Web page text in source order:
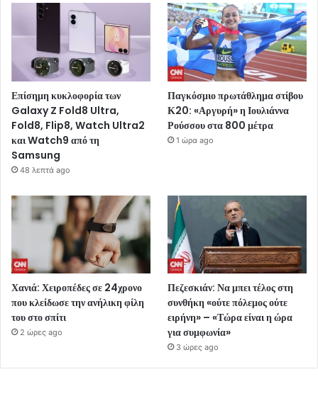
Επίσημη κυκλοφορία των
Galaxy Z Fold8 Ultra,
Fold8, Flip8, Watch Ultra2
και Watch9 από τη
Samsung
48 λεπτά ago
Παγκόσμιο πρωτάθλημα στίβου
Κ20: «Αργυρή» η Ιουλιάννα
Ρούσσου στα 800 μέτρα
1 ώρα ago
Χανιά: Χειροπέδες σε 24χρονο
που κλείδωσε την ανήλικη φίλη
του στο σπίτι
2 ώρες ago
Πεζεσκιάν: Να μπει τέλος στη
συνθήκη «ούτε πόλεμος ούτε
ειρήνη» – «Τώρα είναι η ώρα
για συμφωνία»
3 ώρες ago